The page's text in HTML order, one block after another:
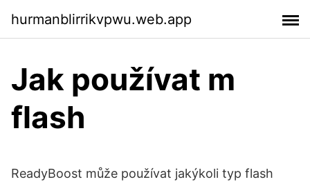
hurmanblirrikvpwu.web.app
Jak používat m
flash
ReadyBoost může používat jakýkoli typ flash